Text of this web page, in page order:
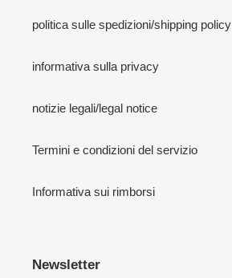
politica sulle spedizioni/shipping policy
informativa sulla privacy
notizie legali/legal notice
Termini e condizioni del servizio
Informativa sui rimborsi
Newsletter